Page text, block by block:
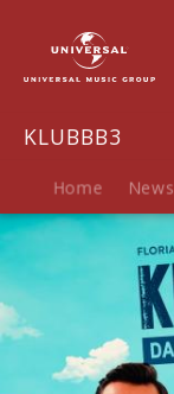
Leben
KLUBBB3
Home News